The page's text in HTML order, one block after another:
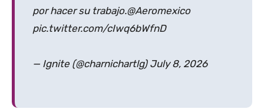
por hacer su trabajo.@Aeromexico
pic.twitter.com/cIwq6bWfnD
— Ignite (@charnichartlg) July 8, 2026